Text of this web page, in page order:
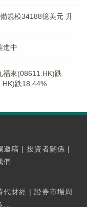
規模34188億美元 升
進中
福來(08611.HK)跌
跌18.44%
邀稿 | 投資者關係 |
們
代財經 | 證券市場周
...